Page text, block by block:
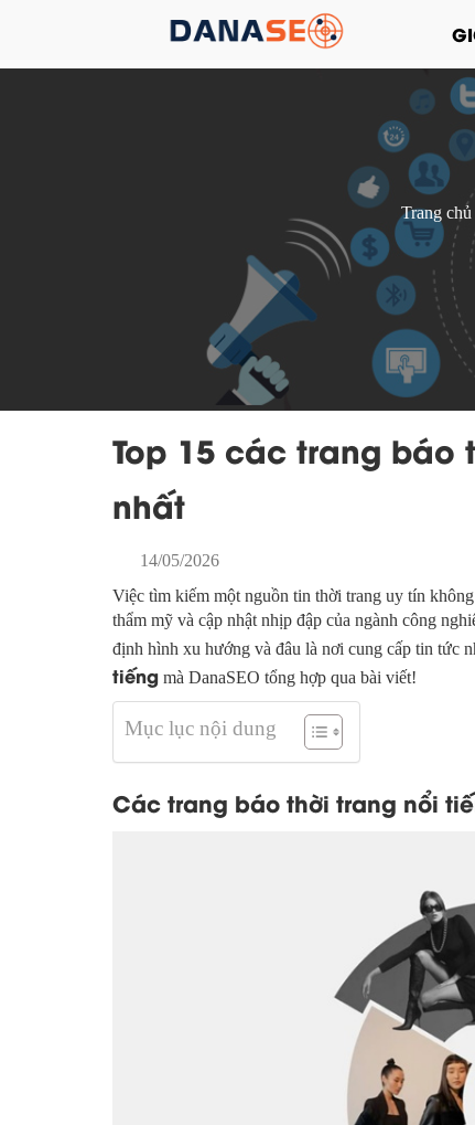
Trang chủ
Top 15 các trang báo
nhất
14/05/2026
Việc tìm kiếm một nguồn tin thời trang uy tín
thẩm mỹ và cập nhật nhịp đập của ngành công
định hình xu hướng và đâu là nơi cung cấp tin tức
tiếng mà DanaSEO tổng hợp qua bài viết!
Mục lục nội dung
Các trang báo thời trang nổi